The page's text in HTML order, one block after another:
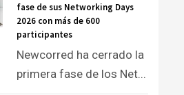
fase de sus Networking Days
2026 con más de 600
participantes
Newcorred ha cerrado la
primera fase de los Net...